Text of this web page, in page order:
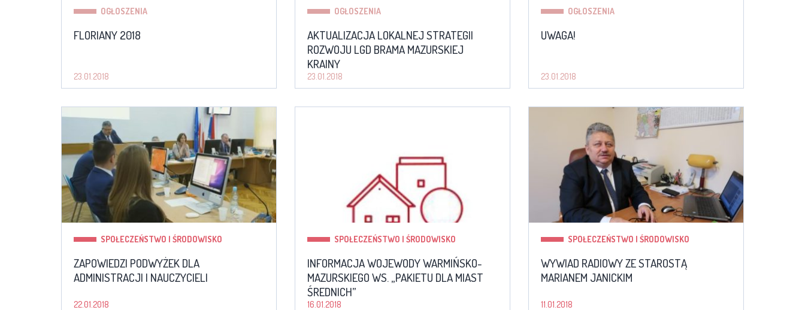
OGŁOSZENIA
FLORIANY 2018
23.01.2018
OGŁOSZENIA
AKTUALIZACJA LOKALNEJ STRATEGII
ROZWOJU LGD BRAMA MAZURSKIEJ
KRAINY
23.01.2018
OGŁOSZENIA
UWAGA!
23.01.2018
SPOŁECZEŃSTWO I ŚRODOWISKO
ZAPOWIEDZI PODWYŻEK DLA
ADMINISTRACJI I NAUCZYCIELI
22.01.2018
SPOŁECZEŃSTWO I ŚRODOWISKO
INFORMACJA WOJEWODY WARMIŃSKO-
MAZURSKIEGO WS. „PAKIETU DLA MIAST
ŚREDNICH”
16.01.2018
SPOŁECZEŃSTWO I ŚRODOWISKO
WYWIAD RADIOWY ZE STAROSTĄ
MARIANEM JANICKIM
11.01.2018